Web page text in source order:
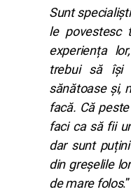
Sunt
le povestesc
experiența
trebui să își
sănătoase și,
facă. Că
faci ca să fii
dar sunt
din greșelile
de mare folos